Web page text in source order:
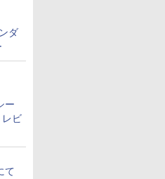
ダ
ー
レビ
て